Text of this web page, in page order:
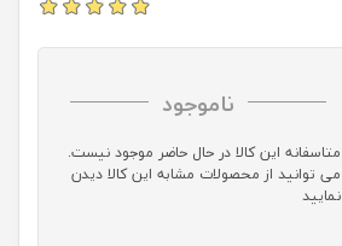
ناموجود
متاسفانه این کالا در حال حاضر موجود نیست.
می توانید از محصولات مشابه این کالا دیدن
نمایید